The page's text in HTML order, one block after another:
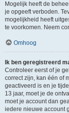
Mogelijk heeft de
je opgeeft verboden.
mogelijkheid heeft
te voorkomen. Neem
Omhoog
Ik ben geregistreerd
Controleer eerst of je
correct zijn, kan één of
geactiveerd is en je
13 jaar, moet je de
moet je account dan
iedere nieuwe account